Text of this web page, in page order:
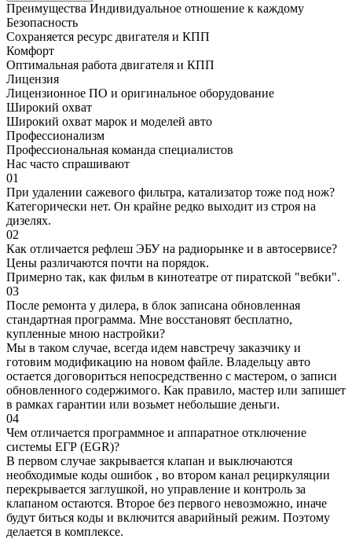
Преимущества Индивидуальное отношение к каждому
Безопасность
Сохраняется ресурс двигателя и КПП
Комфорт
Оптимальная работа двигателя и КПП
Лицензия
Лицензионное ПО и оригинальное оборудование
Широкий охват
Широкий охват марок и моделей авто
Профессионализм
Профессиональная команда специалистов
Нас часто спрашивают
01
При удалении сажевого фильтра, катализатор тоже под нож?
Категорически нет. Он крайне редко выходит из строя на
дизелях.
02
Как отличается рефлеш ЭБУ на радиорынке и в автосервисе?
Цены различаются почти на порядок.
Примерно так, как фильм в кинотеатре от пиратской "вебки".
03
После ремонта у дилера, в блок записана обновленная
стандартная программа. Мне восстановят бесплатно,
купленные мною настройки?
Мы в таком случае, всегда идем навстречу заказчику и
готовим модификацию на новом файле. Владельцу авто
остается договориться непосредственно с мастером, о записи
обновленного содержимого. Как правило, мастер или запишет
в рамках гарантии или возьмет небольшие деньги.
04
Чем отличается программное и аппаратное отключение
системы ЕГР (EGR)?
В первом случае закрывается клапан и выключаются
необходимые коды ошибок , во втором канал рециркуляции
перекрывается заглушкой, но управление и контроль за
клапаном остаются. Второе без первого невозможно, иначе
будут биться коды и включится аварийный режим. Поэтому
делается в комплексе.